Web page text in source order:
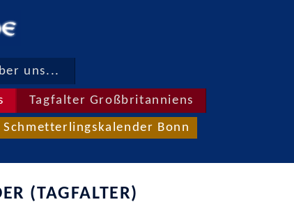
uns...
Tagfalter Großbritanniens
Schmetterlingskalender Bonn
(TAGFALTER)